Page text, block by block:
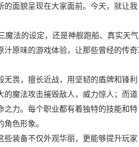
面貌呈现在大家面前。今天，就让我
魔法的设定，还是神舰跑船、真实天气
原味的游戏体验，让那些曾经的传
畏，擅长近战，用坚韧的盾牌和锋利
魔法攻击摧毁敌人，威力惊人；而道
力。每个职业都有着独特的技能和特
色形象。
装备不仅外观华丽，更能够提升玩家